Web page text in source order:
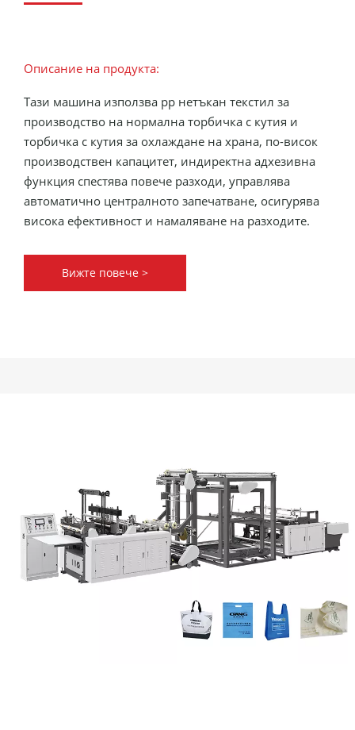
Описание на продукта:
Тази машина използва pp нетъкан текстил за
производство на нормална торбичка с кутия и
торбичка с кутия за охлаждане на храна, по-висок
производствен капацитет, индиректна адхезивна
функция спестява повече разходи, управлява
автоматично централното запечатване, осигурява
висока ефективност и намаляване на разходите.
Вижте повече >